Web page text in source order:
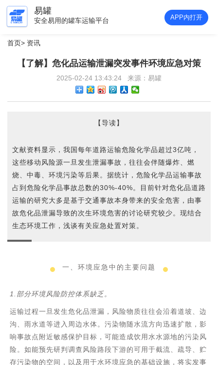
首页> 资讯
【了解】危化品运输泄漏突发事件环境应急对策
2025-02-24 13:43:24 来源：易罐
【导读】
文献资料显示，我国每年道路运输危险化学品超过3亿吨，
这些移动风险源一旦发生泄漏事故，往往会伴随爆炸、燃
烧、中毒、环境污染等后果。据统计，危险化学品运输事故
占到危险化学品事故总数的30%-40%。目前针对危化品道路
运输的研究大多是基于交通事故本身带来的安全危害，由事
故危化品泄漏导致的次生环境危害的讨论研究较少。现结合
生态环境工作，浅谈有关应急处置对策。
一、环境应急中的主要问题
1.部分环境风险防控体系缺乏。
运输过程一旦发生危化品泄漏，风险物质往往会沿着道坡、边
沟、雨水道等进入周边水体。污染物随水流方向迅速扩散，影
响事故点附近敏感保护目标，可能造成饮用水水源地的污染风
险。如能预先研判调查风险路段下游的可用于截流、疏导、贮
存污染物的空间，以及用于水环境应急的基础设施，将实发事
易罐
安全易用的罐车运输平台 APP内打开